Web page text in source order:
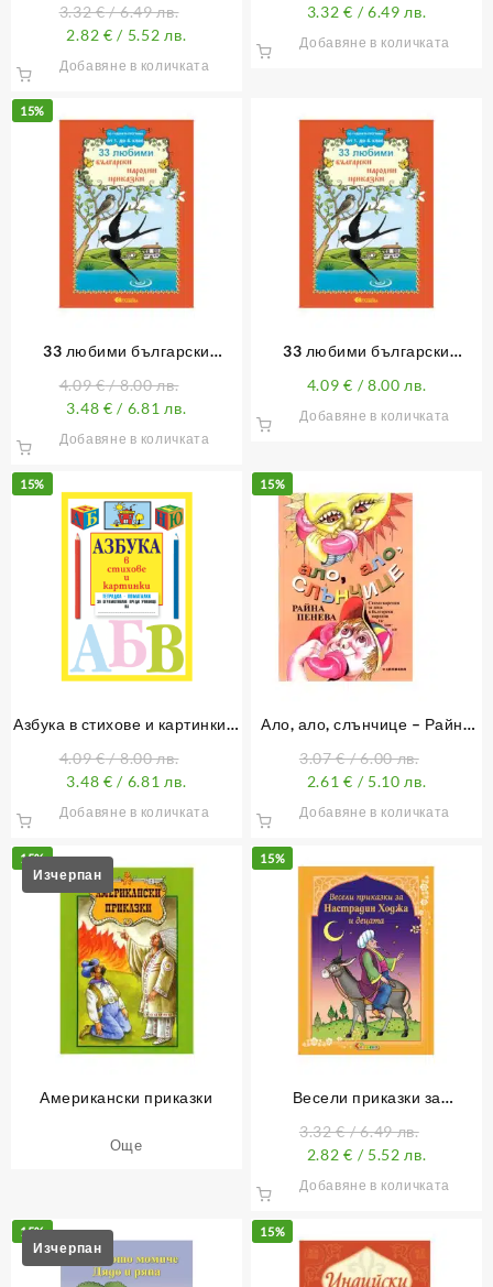
3.32€/ 6.49 лв.
2.82 € / 5.52 лв.
Добавяне в количката
лично обръщение)
3.32€ / 6.49 лв.
Добавяне в количката
15%
33 любими български
4.09€/ 8.00 лв.
3.48 € / 6.81 лв.
Добавяне в количката
33 любими български
обръщение)
4.09€ / 8.00 лв.
Добавяне в количката
15%
Азбука в стихове и картинки –
4.09€/ 8.00 лв.
3.48 € / 6.81 лв.
Добавяне в количката
15%
Ало, ало, слънчице – Райна
3.07€/ 6.00 лв.
2.61€ / 5.10 лв.
Добавяне в количката
15%
Американски приказки
Още
15%
Весели приказки за
3.32€/ 6.49 лв.
2.82€ / 5.52 лв.
Добавяне в количката
15% 15%